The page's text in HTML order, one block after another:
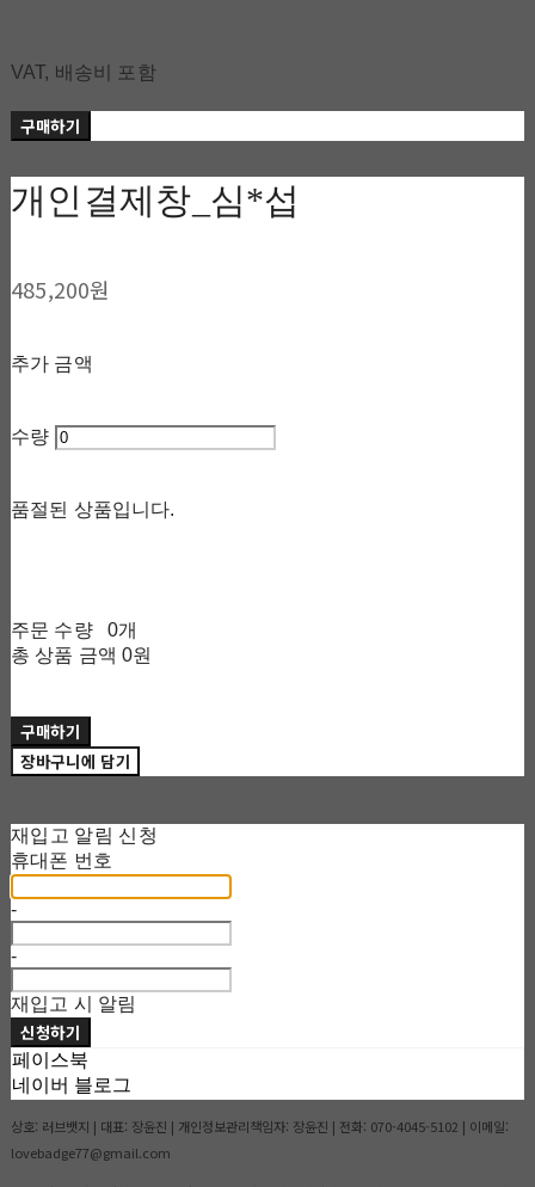
VAT, 배송비 포함
구매하기
개인결제창_심*섭
485,200원
추가 금액
수량
품절된 상품입니다.
주문 수량
0개
총 상품 금액 0원
구매하기
장바구니에 담기
재입고 알림 신청
휴대폰 번호
-
-
재입고 시 알림
신청하기
페이스북
네이버 블로그
상호: 러브뱃지 | 대표: 장윤진 | 개인정보관리책임자: 장윤진 | 전화: 070-4045-5102 | 이메일:
lovebadge77@gmail.com